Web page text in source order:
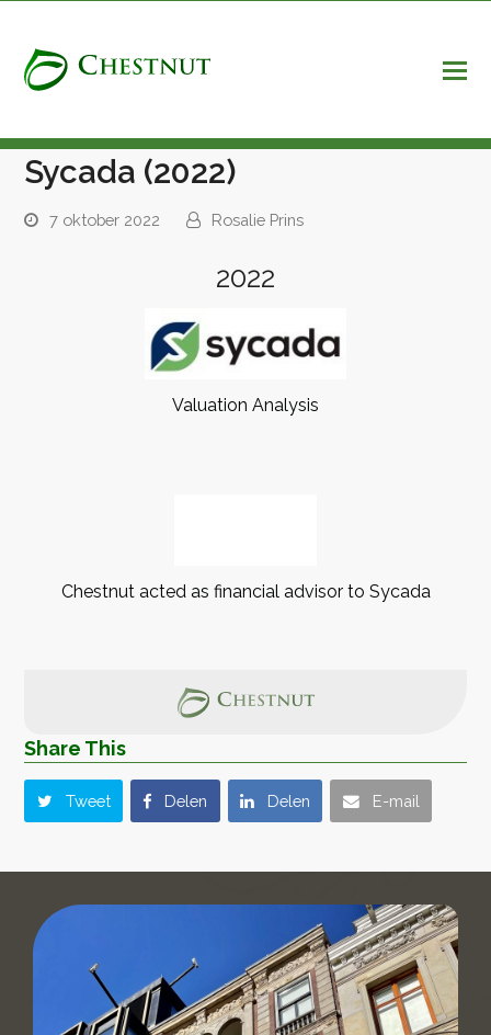
Sycada (2022)
7 oktober 2022 Rosalie Prins
2022
Valuation Analysis
Chestnut acted as financial advisor to Sycada
Share This
Tweet Delen Delen E-mail